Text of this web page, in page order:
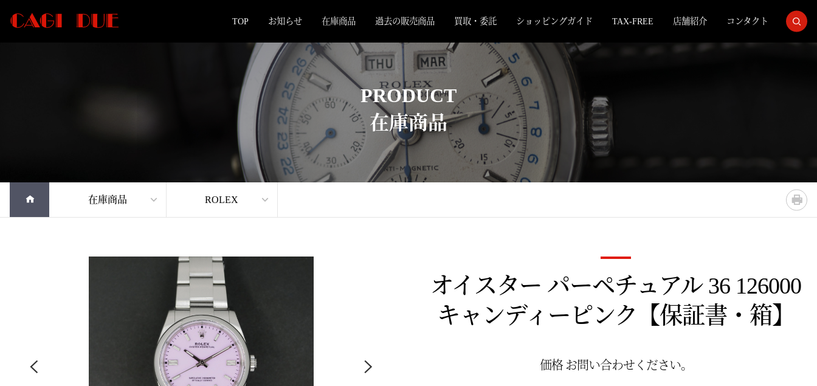
TOP お知らせ 在庫商品 過去の販売商品 買取・委託 ショッピングガイド TAX-FREE 店舗紹介 コンタクト
PRODUCT
在庫商品
在庫商品 ROLEX
オイスター パーペチュアル 36 126000
キャンディーピンク【保証書・箱】
価格 お問い合わせください。